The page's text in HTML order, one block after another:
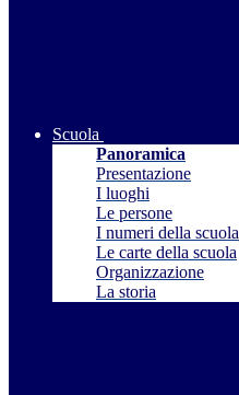
Scuola
Panoramica
Presentazione
I luoghi
Le persone
I numeri della scuola
Le carte della scuola
Organizzazione
La storia